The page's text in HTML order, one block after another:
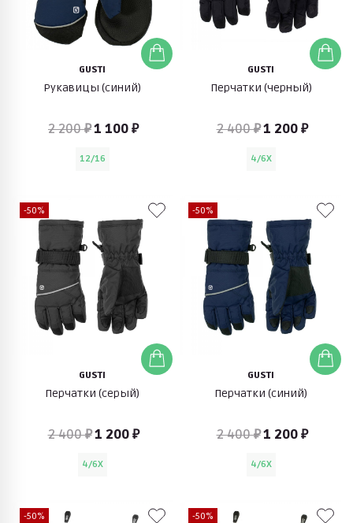
GUSTI
Рукавицы (синий)
2 200 ₽1 100 ₽
12/16
GUSTI
Перчатки (черный)
2 400 ₽1 200 ₽
4/6X
-50%
GUSTI
Перчатки (серый)
2 400 ₽1 200 ₽
4/6X
-50%
GUSTI
Перчатки (синий)
2 400 ₽1 200 ₽
4/6X
-50% -50%